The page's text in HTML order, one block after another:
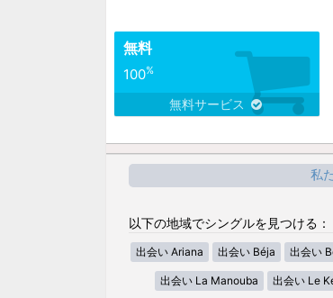
無料
100%
無料サービス
私
以下の地域でシングルを見つける
出会い Ariana 出会い Béja 出会い
出会い La Manouba 出会い Le